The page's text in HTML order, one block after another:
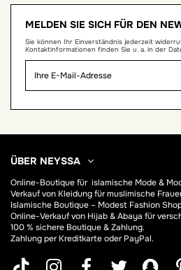
MELDEN SIE SICH FÜR DEN
Sie können Ihr Einverständnis jederzeit
Kontaktinformationen finden Sie u. a. in der
ÜBER NEYSSA
Online-Boutique für islamische Mode &
Verkauf von Kleidung für muslimische
Islamische Boutique – Modest Fashion
Online-Verkauf von Hijab &Abaya für
100 % sichere Boutique & Zahlung.
Zahlung per Kreditkarte oder PayPal.